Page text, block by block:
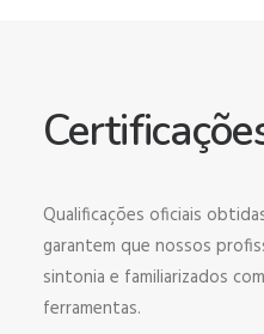
Qualificações oficiais
garantem que nossos
sintonia e familiarizados
ferramentas.